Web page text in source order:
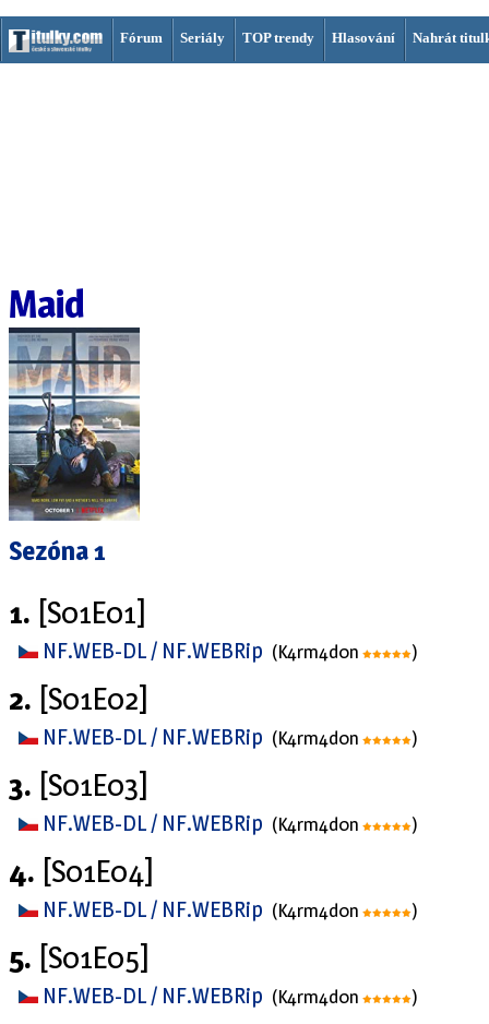
Fórum Seriály TOP trendy Hlasování Nahrát
Maid
Sezóna 1
1. [S01E01]
NF.WEB-DL / NF.WEBRip (K4rm4d0n )
2. [S01E02]
NF.WEB-DL / NF.WEBRip (K4rm4d0n )
3. [S01E03]
NF.WEB-DL / NF.WEBRip (K4rm4d0n )
4. [S01E04]
NF.WEB-DL / NF.WEBRip (K4rm4d0n )
5. [S01E05]
NF.WEB-DL / NF.WEBRip (K4rm4d0n )